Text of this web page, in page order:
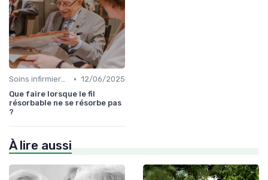
Soins infirmiers à domicile • 12/06/2025
Que faire lorsque le fil
résorbable ne se résorbe pas
?
À lire aussi